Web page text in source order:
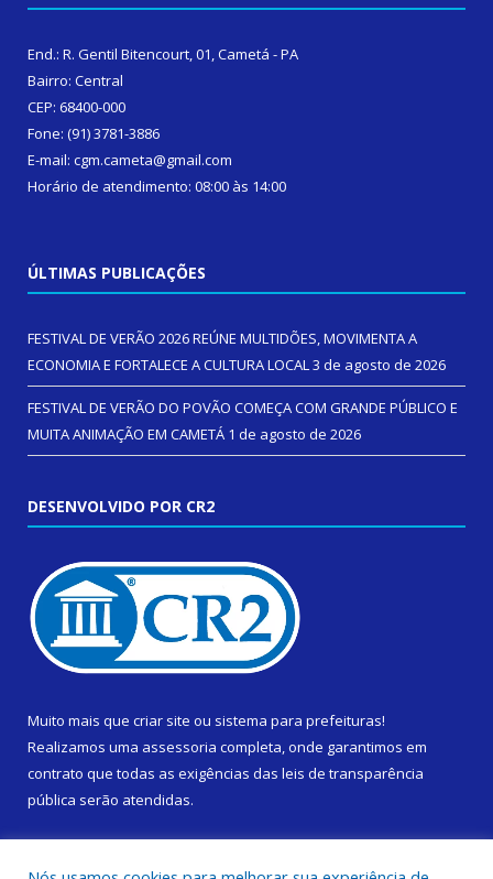
End.: R. Gentil Bitencourt, 01, Cametá - PA
Bairro: Central
CEP: 68400-000
Fone: (91) 3781-3886
E-mail: cgm.cameta@gmail.com
Horário de atendimento: 08:00 às 14:00
ÚLTIMAS PUBLICAÇÕES
FESTIVAL DE VERÃO 2026 REÚNE MULTIDÕES, MOVIMENTA A
ECONOMIA E FORTALECE A CULTURA LOCAL3 de agosto de 2026
FESTIVAL DE VERÃO DO POVÃO COMEÇA COM GRANDE PÚBLICO E
MUITA ANIMAÇÃO EM CAMETÁ 1 de agosto de 2026
DESENVOLVIDO POR CR2
Muito mais que criar site ou sistema para prefeituras!
Realizamos uma assessoria completa, onde garantimos em
contrato que todas as exigências das leis de transparência
pública serão atendidas.